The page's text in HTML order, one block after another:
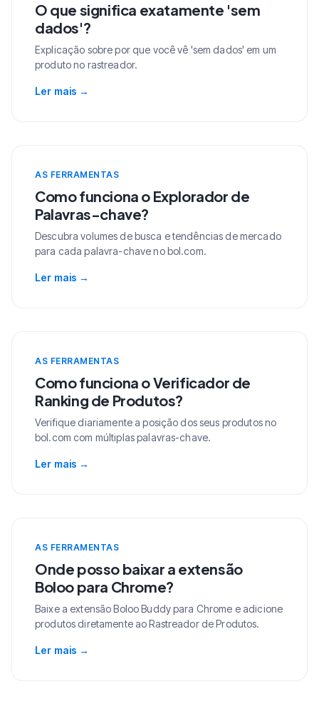
O que significa exatamente 'sem
dados'?
Explicação sobre por que você vê 'sem dados' em um
produto no rastreador.
Ler mais →
AS FERRAMENTAS
Como funciona o Explorador de
Palavras-chave?
Descubra volumes de busca e tendências de mercado
para cada palavra-chave no bol.com.
Ler mais →
AS FERRAMENTAS
Como funciona o Verificador de
Ranking de Produtos?
Verifique diariamente a posição dos seus produtos no
bol.com com múltiplas palavras-chave.
Ler mais →
AS FERRAMENTAS
Onde posso baixar a extensão
Boloo para Chrome?
Baixe a extensão Boloo Buddy para Chrome e adicione
produtos diretamente ao Rastreador de Produtos.
Ler mais →